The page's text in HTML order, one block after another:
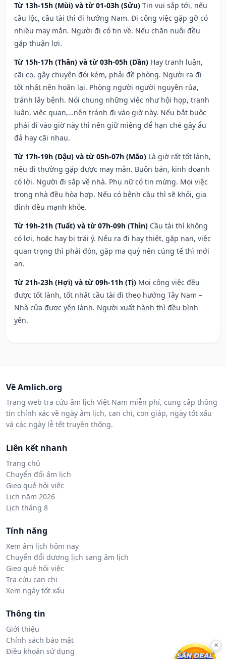
Từ 13h-15h (Mùi) và từ 01-03h (Sửu) Tin vui sắp tới, nếu
cầu lộc, cầu tài thì đi hướng Nam. Đi công việc gặp gỡ có
nhiều may mắn. Người đi có tin về. Nếu chăn nuôi đều
gặp thuận lợi.
Từ 15h-17h (Thân) và từ 03h-05h (Dần) Hay tranh luận,
cãi cọ, gây chuyện đói kém, phải đề phòng. Người ra đi
tốt nhất nên hoãn lại. Phòng người người nguyền rủa,
tránh lây bệnh. Nói chung những việc như hội họp, tranh
luận, việc quan,…nên tránh đi vào giờ này. Nếu bắt buộc
phải đi vào giờ này thì nên giữ miệng để hạn ché gây ẩu
đả hay cãi nhau.
Từ 17h-19h (Dậu) và từ 05h-07h (Mão) Là giờ rất tốt lành,
nếu đi thường gặp được may mắn. Buôn bán, kinh doanh
có lời. Người đi sắp về nhà. Phụ nữ có tin mừng. Mọi việc
trong nhà đều hòa hợp. Nếu có bệnh cầu thì sẽ khỏi, gia
đình đều mạnh khỏe.
Từ 19h-21h (Tuất) và từ 07h-09h (Thìn) Cầu tài thì không
có lợi, hoặc hay bị trái ý. Nếu ra đi hay thiệt, gặp nạn, việc
quan trọng thì phải đòn, gặp ma quỷ nên cúng tế thì mới
an.
Từ 21h-23h (Hợi) và từ 09h-11h (Tị) Mọi công việc đều
được tốt lành, tốt nhất cầu tài đi theo hướng Tây Nam –
Nhà cửa được yên lành. Người xuất hành thì đều bình
yên.
Về Amlich.org
Trang web tra cứu âm lịch Việt Nam miễn phí, cung cấp thông
tin chính xác về ngày âm lịch, can chi, con giáp, ngày tốt xấu
và các ngày lễ tết truyền thống.
Liên kết nhanh
Trang chủ
Chuyển đổi âm lịch
Gieo quẻ hỏi việc
Lịch năm 2026
Lịch tháng 8
Tính năng
Xem âm lịch hôm nay
Chuyển đổi dương lịch sang âm lịch
Gieo quẻ hỏi việc
Tra cứu can chi
Xem ngày tốt xấu
Thông tin
Giới thiệu
Chính sách bảo mật
Điều khoản sử dụng
×